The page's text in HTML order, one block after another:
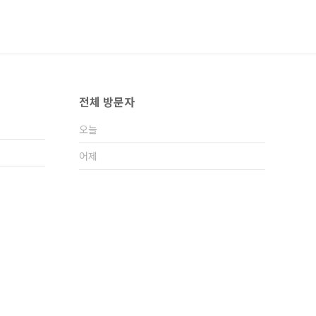
전체 방문자
오늘
어제